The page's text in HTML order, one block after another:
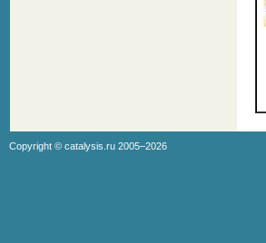
Copyright © catalysis.ru 2005–2026